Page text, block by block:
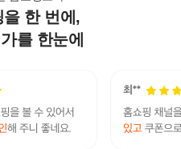
한 번에,
를 한눈에
걸 반팔